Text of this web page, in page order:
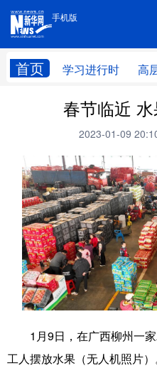
手机版
首页 学习进行时 高
手机版
网
学习进行时 高层
财经
台湾 思客智库
科技 科创
文化 书画
访谈 视频
法律 中央文件
学术中国 乡村振兴
春节临近
2023-01-09
1月9日，在广西柳州一家
工人摆放水果（无人机照片）